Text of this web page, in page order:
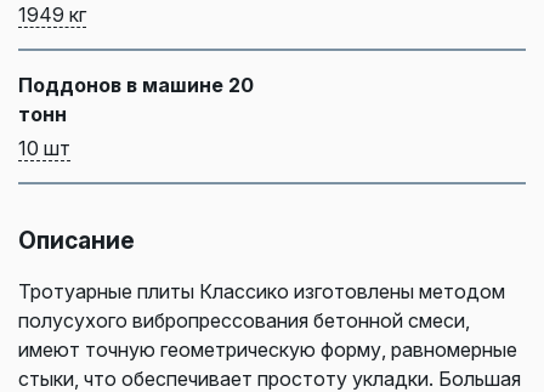
1949 кг
Поддонов в машине 20
тонн
10 шт
Описание
Тротуарные плиты Классико изготовлены методом
полусухого вибропрессования бетонной смеси,
имеют точную геометрическую форму, равномерные
стыки, что обеспечивает простоту укладки. Большая